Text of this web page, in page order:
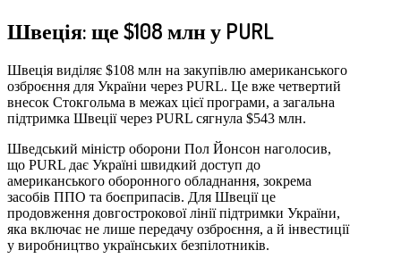
Швеція: ще $108 млн у PURL
Швеція виділяє $108 млн на закупівлю американського
озброєння для України через PURL. Це вже четвертий
внесок Стокгольма в межах цієї програми, а загальна
підтримка Швеції через PURL сягнула $543 млн.
Шведський міністр оборони Пол Йонсон наголосив,
що PURL дає Україні швидкий доступ до
американського оборонного обладнання, зокрема
засобів ППО та боєприпасів. Для Швеції це
продовження довгострокової лінії підтримки України,
яка включає не лише передачу озброєння, а й інвестиції
у виробництво українських безпілотників.